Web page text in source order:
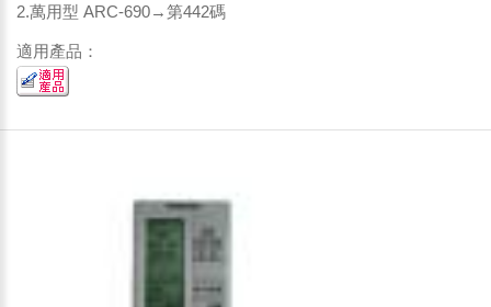
2.萬用型 ARC-690→第442碼
適用產品：